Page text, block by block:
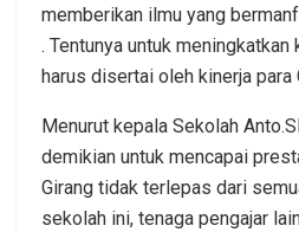
memberikan ilmu yang
. Tentunya untuk
harus disertai oleh kinerja para
Menurut kepala Sekolah
demikian untuk mencapai
Girang tidak terlepas dari
sekolah ini, tenaga pengajar